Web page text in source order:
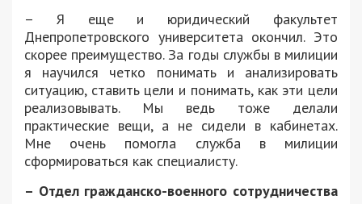
– Я еще и юридический факультет
Днепропетровского университета окончил. Это
скорее преимущество. За годы службы в милиции
я научился четко понимать и анализировать
ситуацию, ставить цели и понимать, как эти цели
реализовывать. Мы ведь тоже делали
практические вещи, а не сидели в кабинетах.
Мне очень помогла служба в милиции
сформироваться как специалисту.
– Отдел гражданско-военного сотрудничества